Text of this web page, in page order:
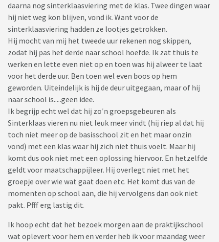
daarna nog sinterklaasviering met de klas. Twee dingen waar
hij niet weg kon blijven, vond ik. Want voor de
sinterklaasviering hadden ze lootjes getrokken.
Hij mocht van mij het tweede uur rekenen nog skippen,
zodat hij pas het derde naar school hoefde. Ik zat thuis te
werken en lette even niet op en toen was hij alweer te laat
voor het derde uur. Ben toen wel even boos op hem
geworden. Uiteindelijk is hij de deur uitgegaan, maar of hij
naar school is.....geen idee.
Ik begrijp echt wel dat hij zo'n groepsgebeuren als
Sinterklaas vieren nu niet leuk meer vindt (hij riep al dat hij
toch niet meer op de basisschool zit en het maar onzin
vond) met een klas waar hij zich niet thuis voelt. Maar hij
komt dus ook niet met een oplossing hiervoor. En hetzelfde
geldt voor maatschappijleer. Hij overlegt niet met het
groepje over wie wat gaat doen etc. Het komt dus van de
momenten op school aan, die hij vervolgens dan ook niet
pakt. Pfff erg lastig dit.
Ik hoop echt dat het bezoek morgen aan de praktijkschool
wat oplevert voor hem en verder heb ik voor maandag weer